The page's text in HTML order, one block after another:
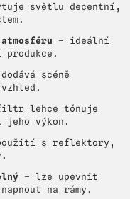
světlu decentní,
– ideální
scéně
lehce tónuje
výkon.
s reflektory,
– lze upevnit
na rámy.